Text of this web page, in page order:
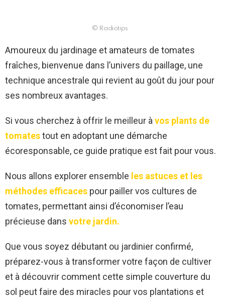
© Radiotips
Amoureux du jardinage et amateurs de tomates
fraîches, bienvenue dans l’univers du paillage, une
technique ancestrale qui revient au goût du jour pour
ses nombreux avantages.
Si vous cherchez à offrir le meilleur àvos plants de
tomatestout en adoptant une démarche
écoresponsable, ce guide pratique est fait pour vous.
Nous allons explorer ensemble les astuces et les
méthodes efficaces pour pailler vos cultures de
tomates, permettant ainsi d’économiser l’eau
précieuse dans votre jardin.
Que vous soyez débutant ou jardinier confirmé,
préparez-vous à transformer votre façon de cultiver
et à découvrir comment cette simple couverture du
sol peut faire des miracles pour vos plantations et